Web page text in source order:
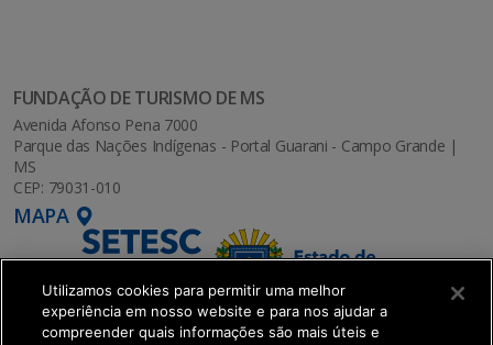
FUNDAÇÃO DE TURISMO DE MS
Avenida Afonso Pena 7000
Parque das Nações Indígenas - Portal Guarani - Campo Grande |
MS
CEP: 79031-010
MAPA
Utilizamos cookies para permitir uma melhor
experiência em nosso website e para nos ajudar a
compreender quais informações são mais úteis e